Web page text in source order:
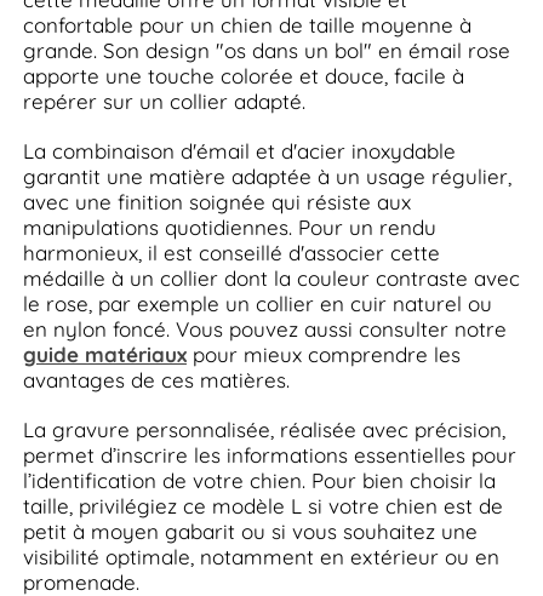
confortable pour un chien de taille moyenne à
grande. Son design "os dans un bol" en émail rose
apporte une touche colorée et douce, facile à
repérer sur un collier adapté.
La combinaison d'émail et d'acier inoxydable
garantit une matière adaptée à un usage régulier,
avec une finition soignée qui résiste aux
manipulations quotidiennes. Pour un rendu
harmonieux, il est conseillé d'associer cette
médaille à un collier dont la couleur contraste avec
le rose, par exemple un collier en cuir naturel ou
en nylon foncé. Vous pouvez aussi consulter notre
guide matériauxpour mieux comprendre les
avantages de ces matières.
La gravure personnalisée, réalisée avec précision,
permet d’inscrire les informations essentielles pour
l’identification de votre chien. Pour bien choisir la
taille, privilégiez ce modèle L si votre chien est de
petit à moyen gabarit ou si vous souhaitez une
visibilité optimale, notamment en extérieur ou en
promenade.